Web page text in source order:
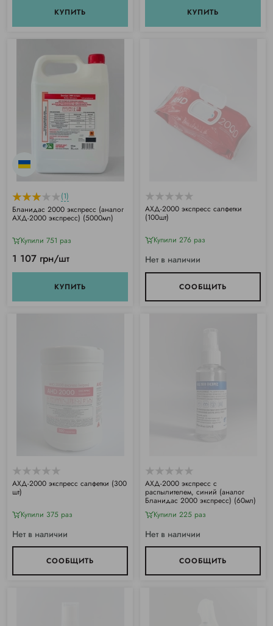
КУПИТЬ КУПИТЬ
(1)
Бланидас 2000 экспресс (аналог
АХД-2000 экспресс) (5000мл)
Купили 751 раз
1 107 грн/шт
КУПИТЬ
АХД-2000 экспресс салфетки
(100шт)
Купили 276 раз
Нет в наличии
СООБЩИТЬ
АХД-2000 экспресс салфетки (300
шт)
Купили 375 раз
Нет в наличии
СООБЩИТЬ
АХД-2000 экспресс с
распылителем, синий (аналог
Бланидас 2000 экспресс) (60мл)
Купили 225 раз
Нет в наличии
СООБЩИТЬ